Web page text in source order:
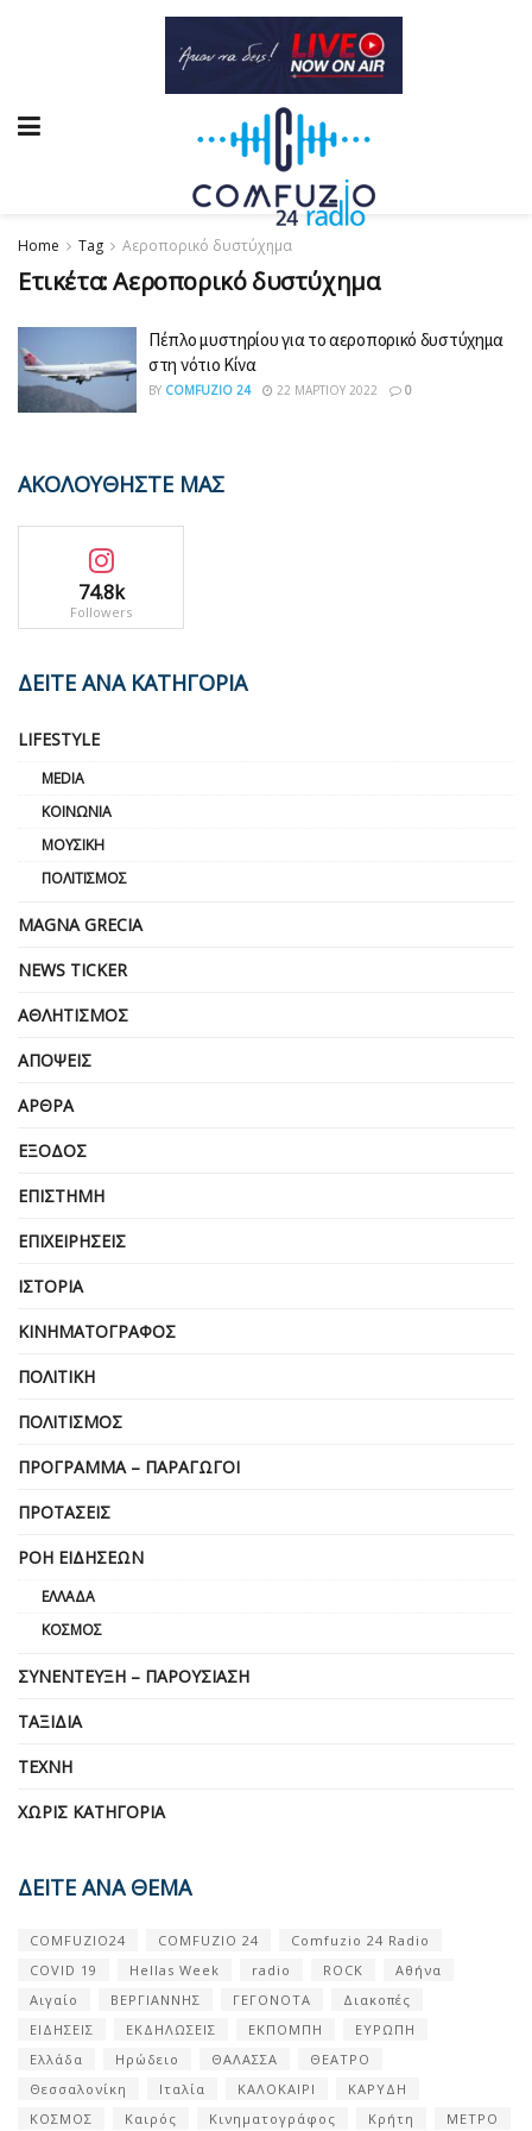
Home Tag Αεροπορικό δυστύχημα
Ετικέτα:Αεροπορικό δυστύχημα
Πέπλο μυστηρίου για το αεροπορικό δυστύχημα
στη νότιο Κίνα
BY COMFUZIO 24 22 ΜΑΡΤΊΟΥ 2022 0
ΑΚΟΛΟΥΘΗΣΤΕ ΜΑΣ
74.8k
Followers
ΔΕΙΤΕ ΑΝΑ ΚΑΤΗΓΟΡΙΑ
LIFESTYLE
MEDIA
ΚΟΙΝΩΝΊΑ
ΜΟΥΣΙΚΉ
ΠΟΛΙΤΙΣΜΌΣ
MAGNA GRECIA
NEWS TICKER
ΑΘΛΗΤΙΣΜΌΣ
ΑΠΌΨΕΙΣ
ΆΡΘΡΑ
ΈΞΟΔΟΣ
ΕΠΙΣΤΉΜΗ
ΕΠΙΧΕΙΡΗΣΕΙΣ
ΙΣΤΟΡΊΑ
ΚΙΝΗΜΑΤΟΓΡΆΦΟΣ
ΠΟΛΙΤΙΚΉ
ΠΟΛΙΤΙΣΜΌΣ
ΠΡΌΓΡΑΜΜΑ – ΠΑΡΑΓΩΓΟΊ
ΠΡΟΤΆΣΕΙΣ
ΡΟΉ ΕΙΔΉΣΕΩΝ
ΕΛΛΆΔΑ
ΚΌΣΜΟΣ
ΣΥΝΈΝΤΕΥΞΗ – ΠΑΡΟΥΣΊΑΣΗ
ΤΑΞΊΔΙΑ
ΤΈΧΝΗ
ΧΩΡΊΣ ΚΑΤΗΓΟΡΊΑ
ΔΕΙΤΕ ΑΝΑ ΘΕΜΑ
COMFUZIO24 COMFUZIO 24
Comfuzio 24 Radio
COVID 19
Hellas Week radio ROCK
Αθήνα
Αιγαίο
ΒΕΡΓΙΑΝΝΗΣ ΓΕΓΟΝΟΤΑ
Διακοπές
ΕΙΔΗΣΕΙΣ
ΕΚΔΗΛΩΣΕΙΣ ΕΚΠΟΜΠΗ
ΕΥΡΩΠΗ
Ελλάδα
Ηρώδειο ΘΑΛΑΣΣΑ
ΘΕΑΤΡΟ
Θεσσαλονίκη
Ιταλία ΚΑΛΟΚΑΙΡΙ
ΚΑΡΥΔΗ
ΚΟΣΜΟΣ
Καιρός Κινηματογράφος Κρήτη ΜΕΤΡΟ